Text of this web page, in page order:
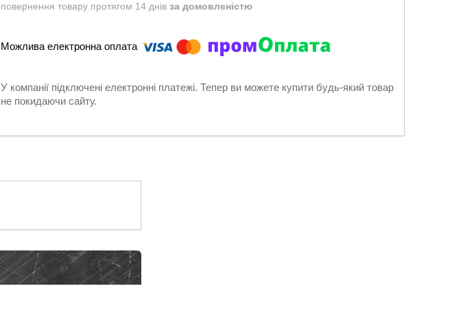
повернення товару протягом 14 днів за домовленістю
У компанії підключені електронні платежі. Тепер ви можете купити будь-який товар
не покидаючи сайту.